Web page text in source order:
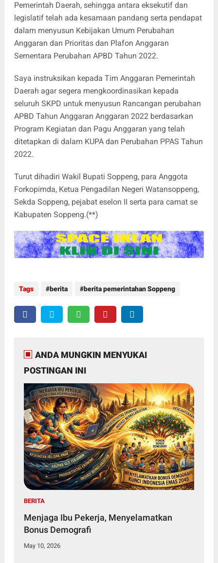
Pemerintah Daerah, sehingga antara eksekutif dan
legislatif telah ada kesamaan pandang serta pendapat
dalam menyusun Kebijakan Umum Perubahan
Anggaran dan Prioritas dan Plafon Anggaran
Sementara Perubahan APBD Tahun 2022.
Saya instruksikan kepada Tim Anggaran Pemerintah
Daerah agar segera mengkoordinasikan kepada
seluruh SKPD untuk menyusun Rancangan perubahan
APBD Tahun Anggaran Anggaran 2022 berdasarkan
Program Kegiatan dan Pagu Anggaran yang telah
ditetapkan di dalam KUPA dan Perubahan PPAS Tahun
2022.
Turut dihadiri Wakil Bupati Soppeng, para Anggota
Forkopimda, Ketua Pengadilan Negeri Watansoppeng,
Sekda Soppeng, pejabat eselon II serta para camat se
Kabupaten Soppeng.(**)
Tags berita berita pemerintahan Soppeng
ANDA MUNGKIN MENYUKAI
POSTINGAN INI
BERITA
Menjaga Ibu Pekerja, Menyelamatkan
Bonus Demografi
May 10, 2026